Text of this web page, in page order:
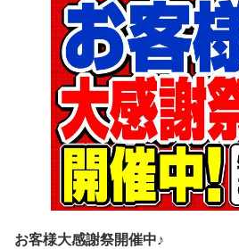
お客様大感謝祭開催中♪